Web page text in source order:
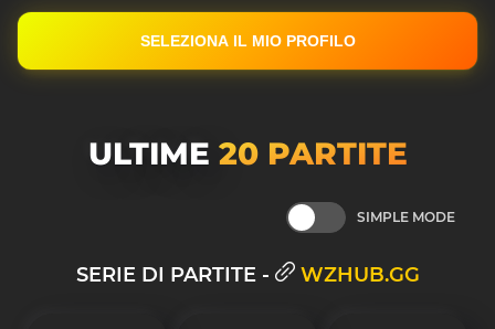
SELEZIONA IL MIO PROFILO
ULTIME 20 PARTITE
SIMPLE MODE
SERIE DI PARTITE - WZHUB.GG